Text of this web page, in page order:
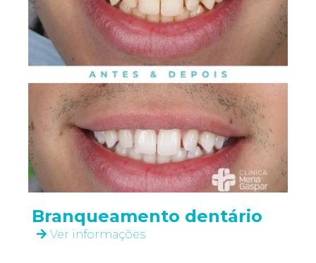
Branqueamento dentário
Ver informações